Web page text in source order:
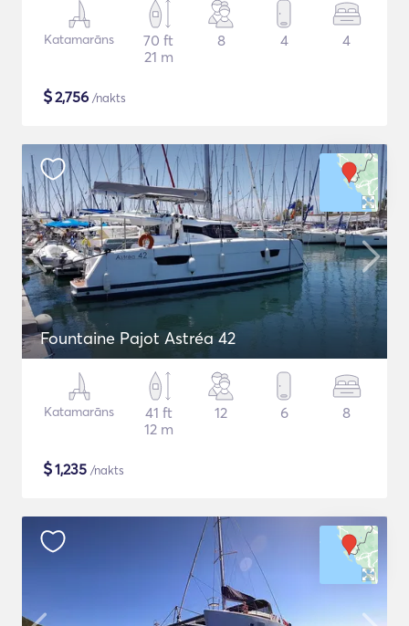
Katamarāns
70 ft
21 m
8 4 4
$2,756 /nakts
Fountaine Pajot Astréa 42
Katamarāns
41 ft
12 m
12 6 8
$1,235 /nakts